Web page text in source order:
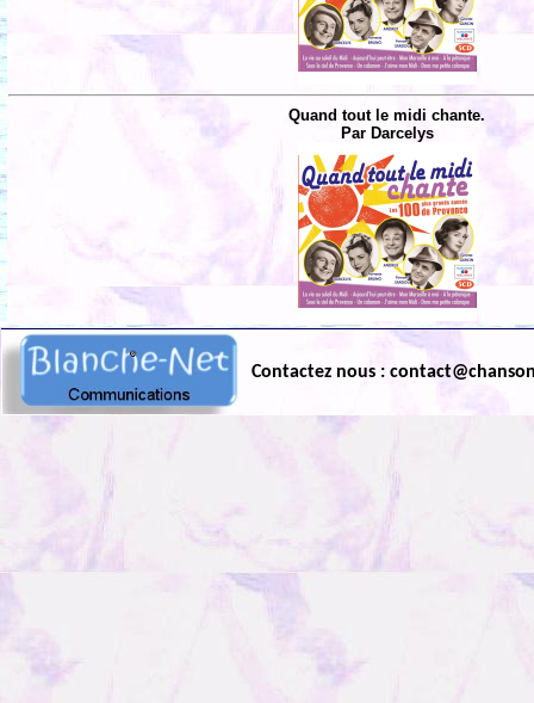
Quand tout le midi chante.
Par Darcelys
Contactez nous :